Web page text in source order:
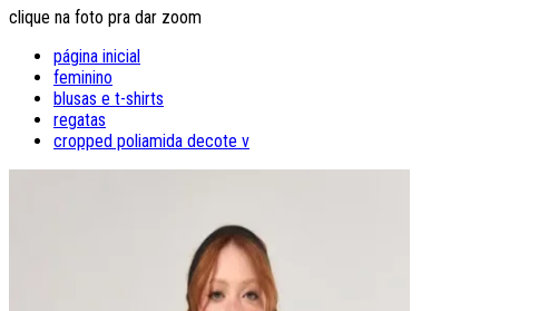
clique na foto pra dar zoom
página inicial
feminino
blusas e t-shirts
regatas
cropped poliamida decote v